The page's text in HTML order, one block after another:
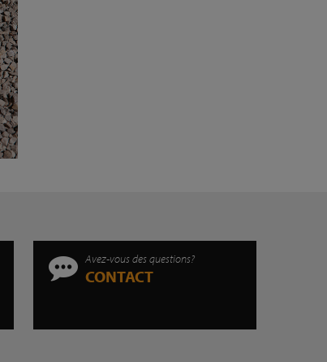
Avez-vous des questions?
CONTACT